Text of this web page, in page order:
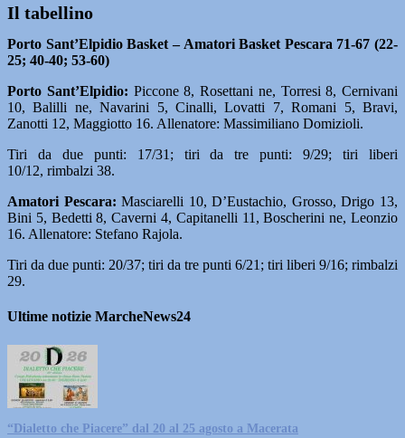
Il tabellino
Porto Sant’Elpidio Basket – Amatori Basket Pescara 71-67 (22-
25; 40-40; 53-60)
Porto Sant’Elpidio: Piccone 8, Rosettani ne, Torresi 8, Cernivani
10, Balilli ne, Navarini 5, Cinalli, Lovatti 7, Romani 5, Bravi,
Zanotti 12, Maggiotto 16. Allenatore: Massimiliano Domizioli.
Tiri da due punti: 17/31; tiri da tre punti: 9/29; tiri liberi
10/12, rimbalzi 38.
Amatori Pescara:Masciarelli 10, D’Eustachio, Grosso, Drigo 13,
Bini 5, Bedetti 8, Caverni 4, Capitanelli 11, Boscherini ne, Leonzio
16. Allenatore: Stefano Rajola.
Tiri da due punti: 20/37; tiri da tre punti 6/21; tiri liberi 9/16; rimbalzi
29.
Ultime notizie MarcheNews24
“Dialetto che Piacere” dal 20 al 25 agosto a Macerata